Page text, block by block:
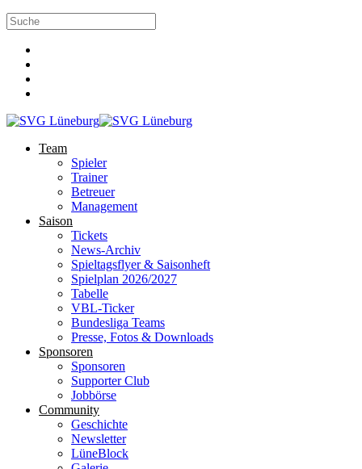
Team
Spieler
Trainer
Betreuer
Management
Saison
Tickets
News-Archiv
Spieltagsflyer & Saisonheft
Spielplan 2026/2027
Tabelle
VBL-Ticker
Bundesliga Teams
Presse, Fotos & Downloads
Sponsoren
Sponsoren
Supporter Club
Jobbörse
Community
Geschichte
Newsletter
LüneBlock